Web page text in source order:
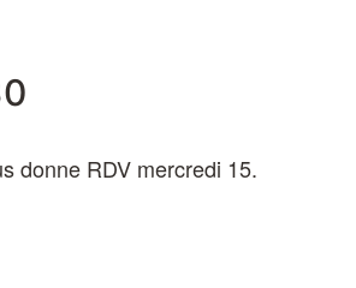
donne RDV mercredi 15.